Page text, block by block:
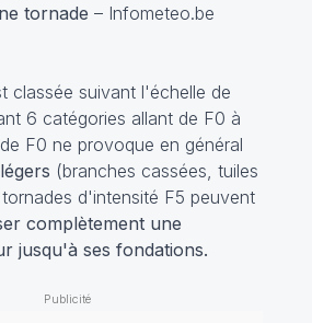
tornade – Infometeo.be
classée suivant l'échelle de
6 catégories allant de F0 à
F0 ne provoque en général
(branches cassées, tuiles
d'intensité F5 peuvent
complètement une
jusqu'à ses fondations.